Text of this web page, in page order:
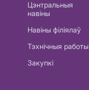
Цэнтральныя
навіны
Навіны філіялаў
Тэхнічныя работы
Закупкі